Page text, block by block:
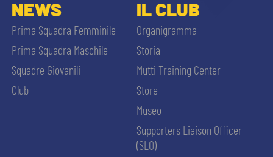
NEWS
Prima Squadra Femminile
Prima Squadra Maschile
Squadre Giovanili
Club
IL CLUB
Organigramma
Storia
Mutti Training Center
Store
Museo
Supporters Liaison Officer
(SLO)